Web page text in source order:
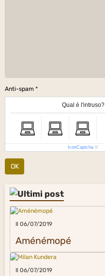
Anti-spam
Qual è l'intruso?
IconCaptcha ©
OK
Il 06/07/2019
Aménémopé
Il 06/07/2019